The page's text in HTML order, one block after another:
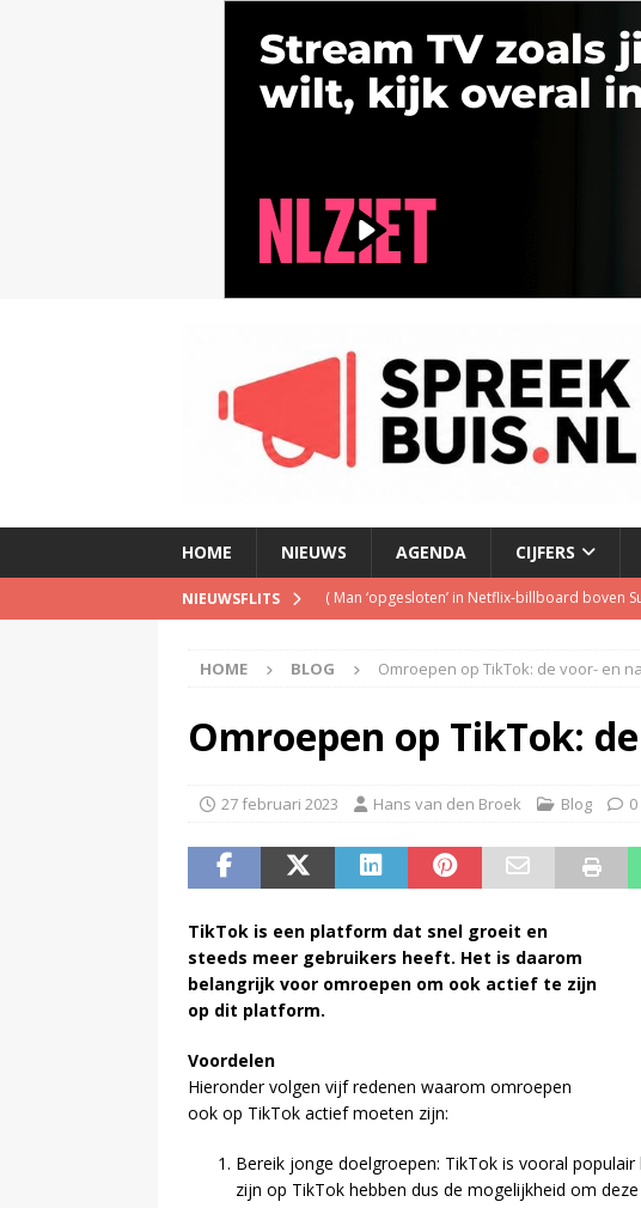
HOME NIEUWS AGENDA CIJFERS
NIEUWSFLITS ( Man ‘opgesloten’ in Netflix-billboard boven
( Met verdwijnen NPO Campus Radio wordt
Blog Guido van Nispen: Wie beoordeelt de
Pim van de Kolk overleden
HOME BLOG Omroepen op TikTok: de voor- en
Omroepen op TikTok:
27 februari 2023 Hans van den Broek Blog 0
TikTok is een platform dat snel groeit en
steeds meer gebruikers heeft. Het is daarom
belangrijk voor omroepen om ook actief te zijn
op dit platform.
Voordelen
Hieronder volgen vijf redenen waarom omroepen
ook op TikTok actief moeten zijn:
Bereik jonge doelgroepen: TikTok is vooral
zijn op TikTok hebben dus de mogelijkheid om